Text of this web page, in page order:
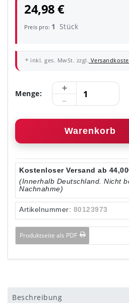
24,98 €
Preis pro: 1 Stück
* inkl. ges. MwSt. zzgl.
Menge:
Warenkorb
Kostenloser Versand ab
(Innerhalb Deutschland. Nicht
Nachnahme)
Artikelnummer: 80123973
Produktseite als PDF
Beschreibung